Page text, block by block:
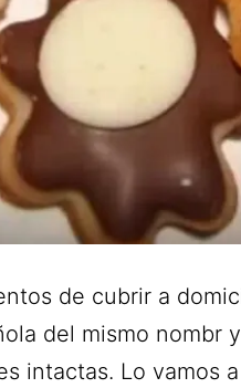
de cubrir a
del mismo nombr
intactas. Lo vamos